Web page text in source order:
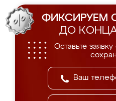
ФИКСИРУЕМ
ДО КОНЦА
Оставьте